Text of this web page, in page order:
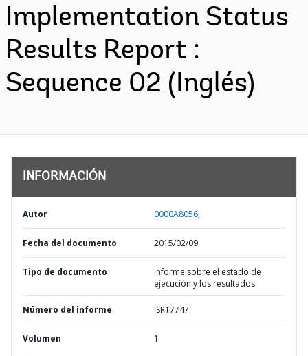
Implementation Status
Results Report :
Sequence 02 (Inglés)
INFORMACIÓN
Autor 0000A8056;
Fecha del documento 2015/02/09
Tipo de documento
Informe sobre el estado de
ejecución y los resultados
Número del informe ISR17747
Volumen 1